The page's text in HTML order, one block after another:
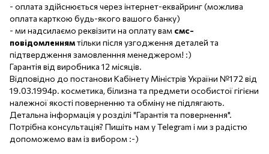
- оплата здійснюється через інтернет-еквайринг (можлива
оплата карткою будь-якого вашого банку)
- ми надсилаємо реквізити на оплату вам смс-
повідомленнямтільки після узгодження деталей та
підтвердження замовленння менеджером! :)
Гарантія від виробника 12 місяців.
Відповідно до постанови Кабінету Міністрів України №172 від
19.03.1994р. косметика, білизна та предмети особистої гігієни
належної якості поверненню та обміну не підлягають.
Детальна інформація у розділі "Гарантія та повернення".
Потрібна консультація? Пишіть нам у Telegram і ми з радістю
допоможемо вам із вибором :-)